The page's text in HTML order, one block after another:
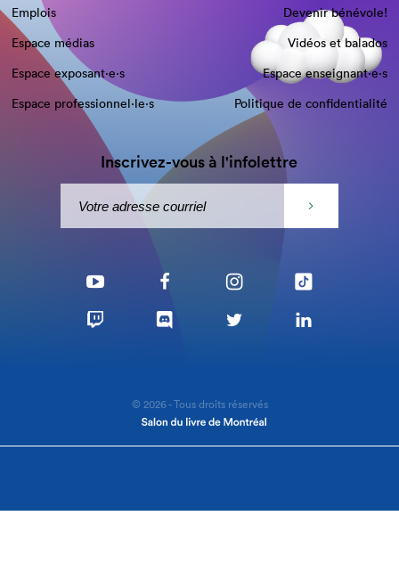
Emplois
Devenir bénévole!
Espace médias
Vidéos et balados
Espace exposant·e⋅s
Espace enseignant·e⋅s
Espace professionnel·le⋅s
Politique de confidentialité
Inscrivez-vous à l'infolettre
© 2026 - Tous droits réservés